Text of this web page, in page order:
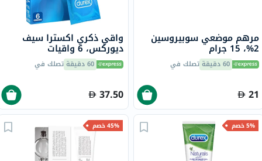
مرهم موضعي سوبيروسين
2%، 15 جرام
60 دقيقة تصلك في
21
واقي ذكري اكسترا سيف
ديوركس، 6 واقيات
60 دقيقة تصلك في
37.50
5% خصم 45% خصم